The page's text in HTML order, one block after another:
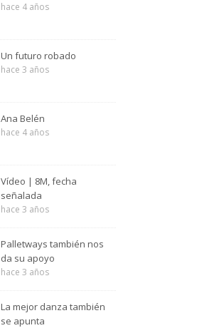
hace 4 años
Un futuro robado
hace 3 años
Ana Belén
hace 4 años
Vídeo | 8M, fecha
señalada
hace 3 años
Palletways también nos
da su apoyo
hace 3 años
La mejor danza también
se apunta